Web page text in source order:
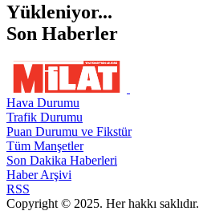
Yükleniyor...
Son Haberler
Hava Durumu
Trafik Durumu
Puan Durumu ve Fikstür
Tüm Manşetler
Son Dakika Haberleri
Haber Arşivi
RSS
Copyright © 2025. Her hakkı saklıdır.